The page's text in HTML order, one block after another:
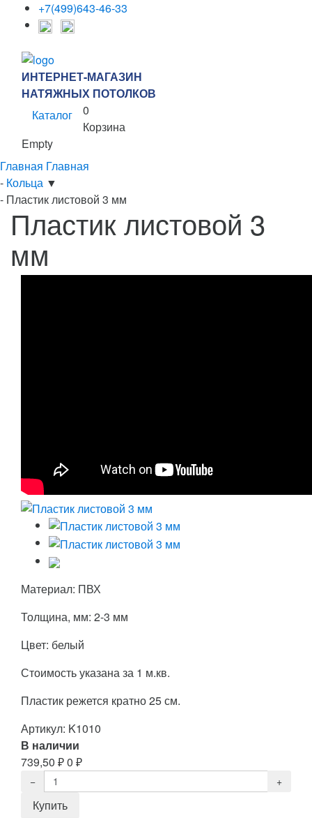
+7(499)643-46-33
ИНТЕРНЕТ-МАГАЗИН
НАТЯЖНЫХ ПОТОЛКОВ
Каталог
0
Корзина
Empty
Главная Главная
- Кольца ▼
- Пластик листовой 3 мм
Пластик листовой 3
мм
Материал: ПВХ
Толщина, мм: 2-3 мм
Цвет: белый
Стоимость указана за 1 м.кв.
Пластик режется кратно 25 см.
Артикул: K1010
В наличии
739,50 ₽0 ₽